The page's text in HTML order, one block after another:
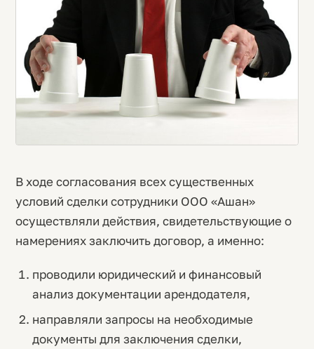
В ходе согласования всех существенных
условий сделки сотрудники ООО «Ашан»
осуществляли действия, свидетельствующие о
намерениях заключить договор, а именно:
проводили юридический и финансовый
анализ документации арендодателя,
направляли запросы на необходимые
документы для заключения сделки,